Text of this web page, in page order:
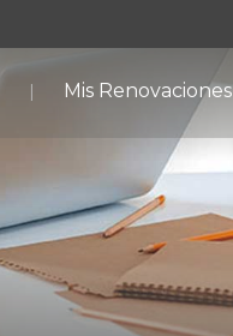
Mis Renovaciones